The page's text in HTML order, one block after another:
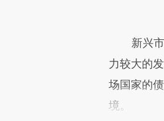
新兴市
力较大的
场国家的
境。